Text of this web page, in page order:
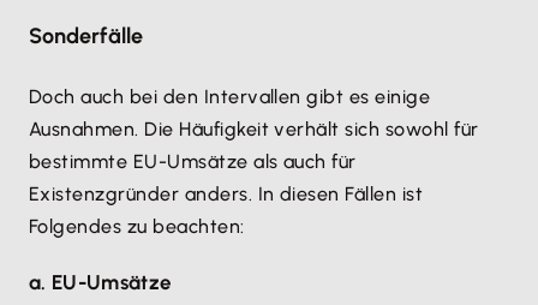
Sonderfälle
Doch auch bei den Intervallen gibt es einige
Ausnahmen. Die Häufigkeit verhält sich sowohl für
bestimmte EU-Umsätze als auch für
Existenzgründer anders. In diesen Fällen ist
Folgendes zu beachten:
a. EU-Umsätze